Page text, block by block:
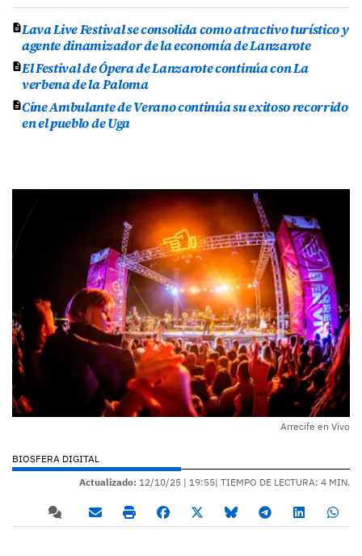
Lava Live Festival se consolida como atractivo turístico y
agente dinamizador de la economía de Lanzarote
El Festival de Ópera de Lanzarote continúa con La
verbena de la Paloma
Cine Ambulante de Verano continúa su exitoso recorrido
en el pueblo de Uga
Arrecife en Vivo
BIOSFERA DIGITAL
Actualizado: 12/10/25 | 19:55| TIEMPO DE LECTURA: 4 MIN.